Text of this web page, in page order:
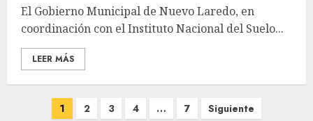
El Gobierno Municipal de Nuevo Laredo, en
coordinación con el Instituto Nacional del Suelo...
LEER MÁS
Paginación
1 2 3 4 … 7 Siguiente